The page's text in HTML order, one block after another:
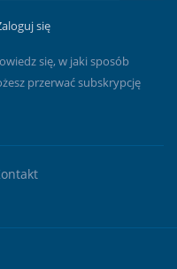
się
się, w jaki sposób
przerwać subskrypcję